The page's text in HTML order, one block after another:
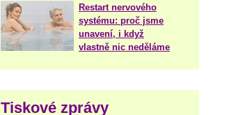
Restart nervového
systému: proč jsme
unavení, i když
vlastně nic neděláme
Tiskové zprávy